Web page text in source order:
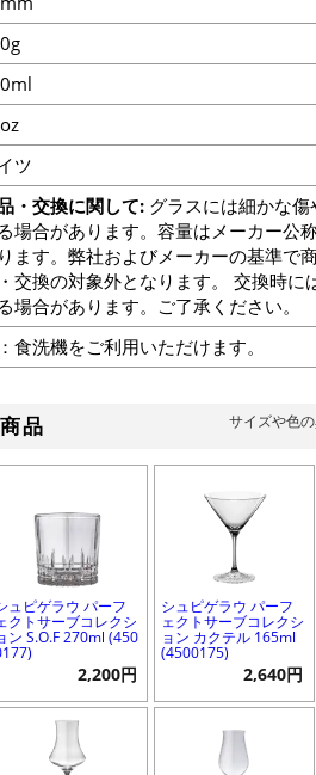
ツ
・交換に関して:グラスには細かな傷
場合があります。容量はメーカー公
ます。弊社およびメーカーの基準で
交換の対象外となります。 交換時
場合があります。ご了承ください。
食洗機をご利用いただけます。
品 サイズや色
ュピゲラウ パーフ
クトサーブコレクシ
ン S.O.F 270ml (450
2,200円
シュピゲラウ パーフ
ェクトサーブコレクシ
ョン カクテル 165ml
(4500175)
2,640円